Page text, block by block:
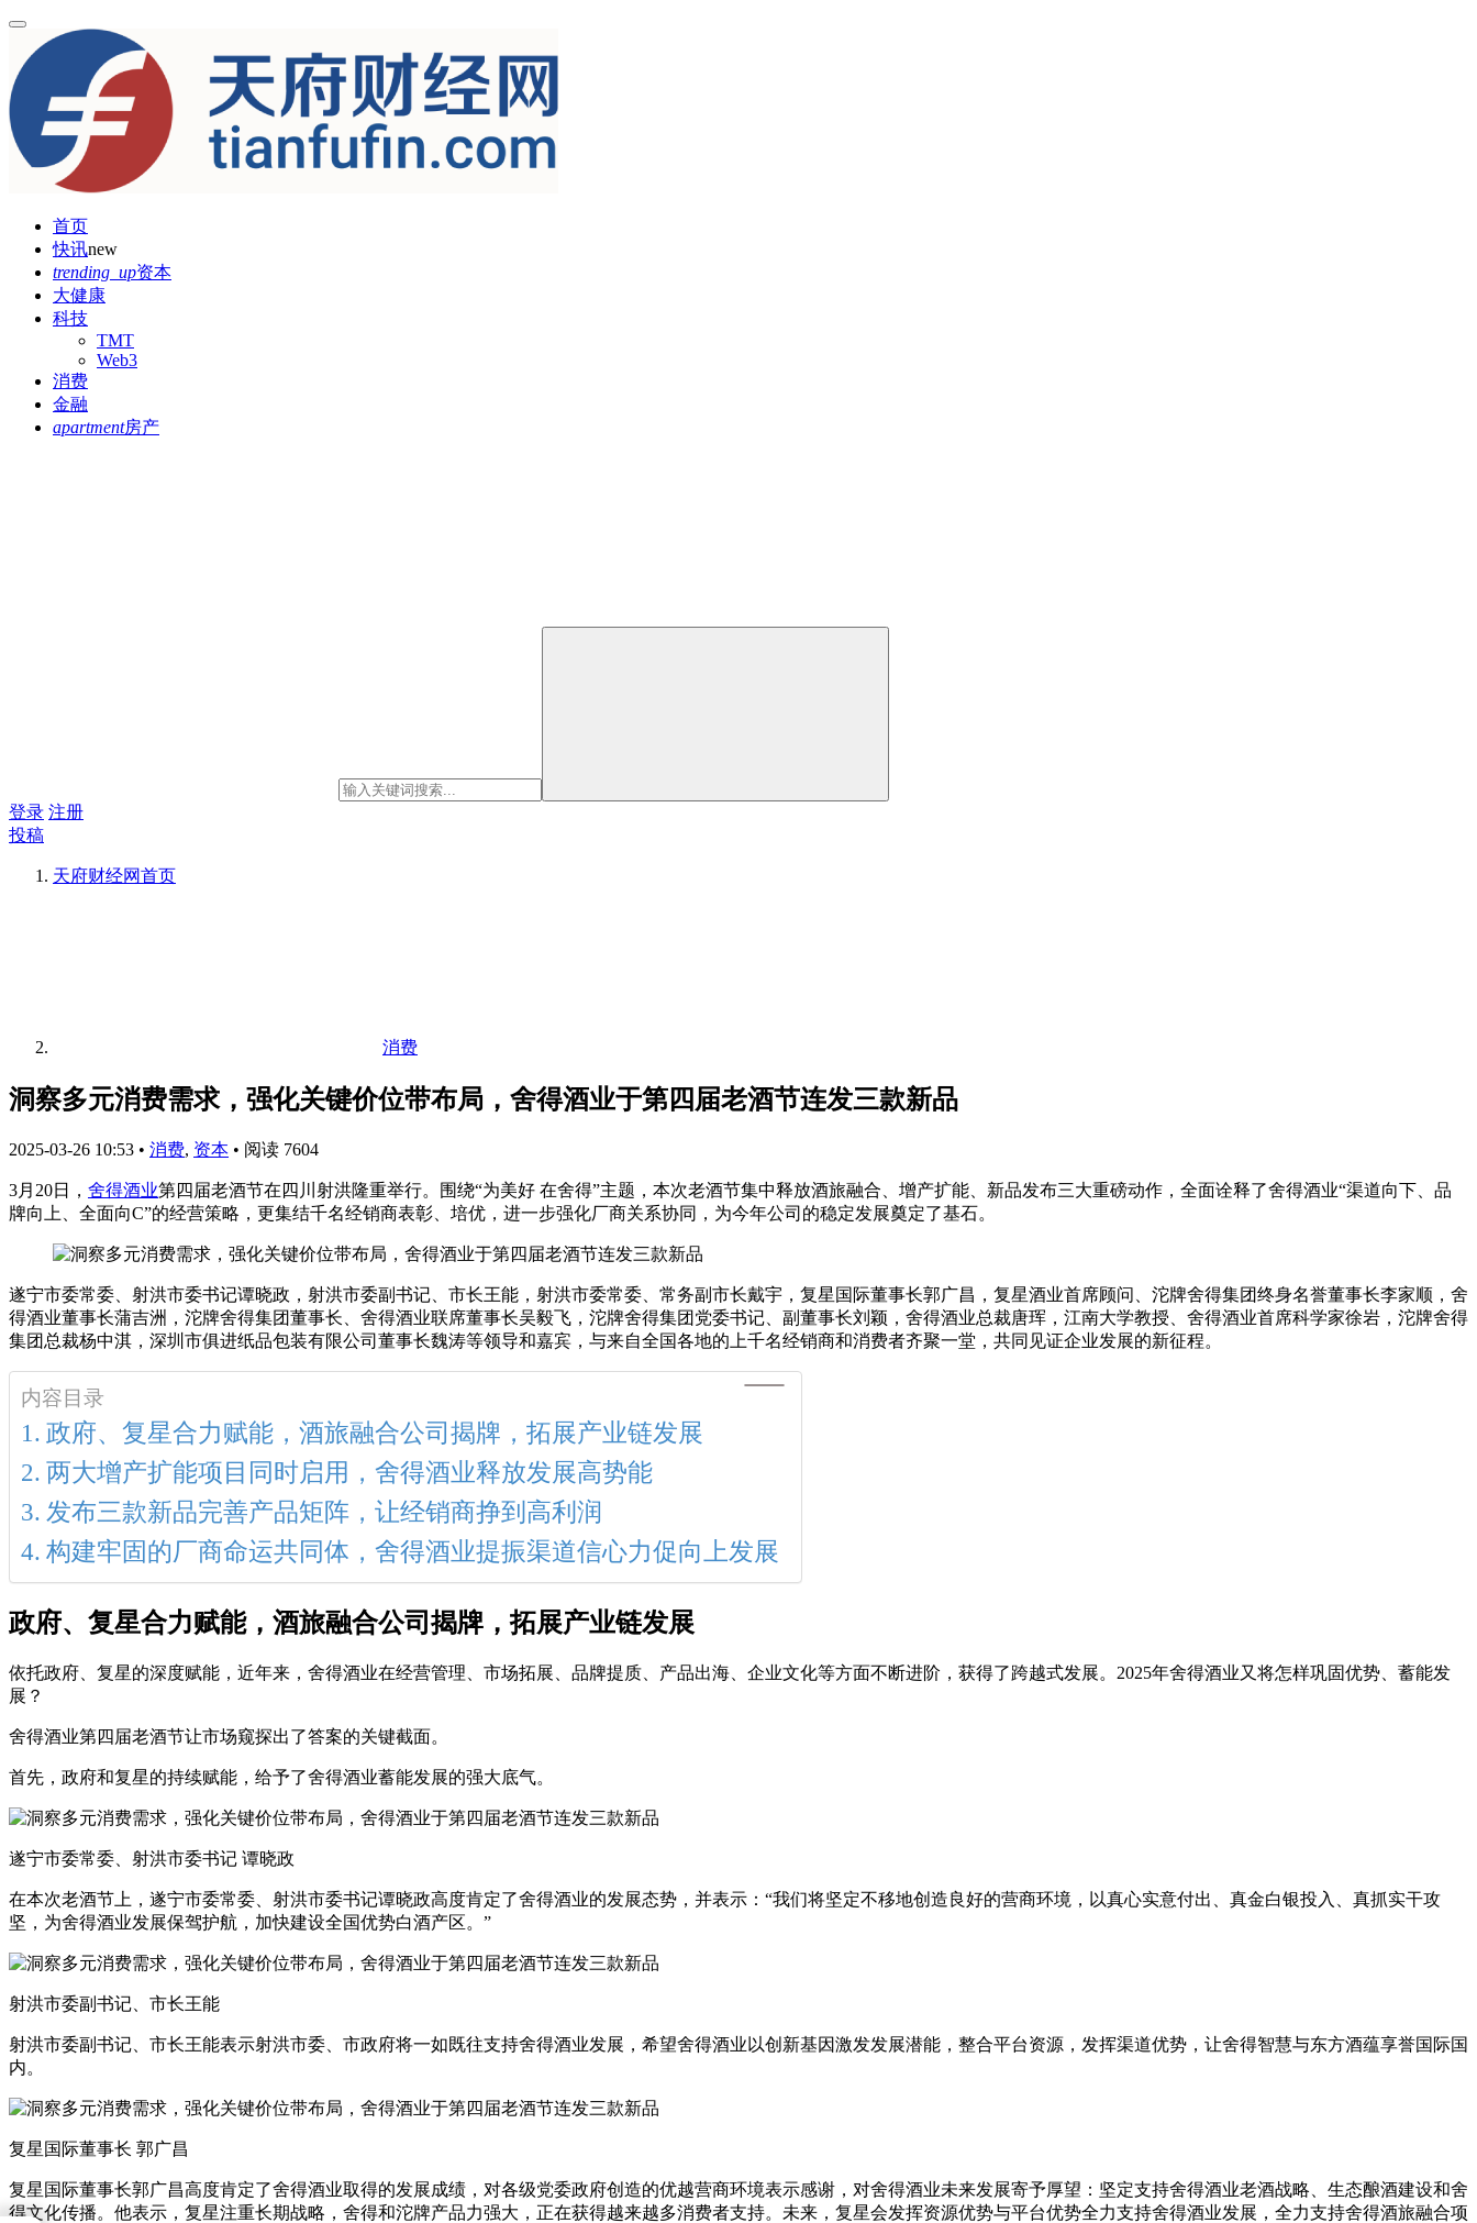
首页
快讯new
trending_up资本
大健康
科技
TMT
Web3
消费
金融
apartment房产
登录 注册
投稿
天府财经网首页
消费
洞察多元消费需求，强化关键价位带布局，舍得酒业于第四届老酒节连发三款新品
2025-03-26 10:53 • 消费, 资本 • 阅读 7604
3月20日， 舍得酒业第四届老酒节在四川射洪隆重举行。围绕“为美好 在舍得”主题，本次老酒节集中释放酒旅融合、增产扩能、新品发布三大重磅动作，全面诠释了舍得酒业“渠道向下、品
牌向上、全面向C”的经营策略，更集结千名经销商表彰、培优，进一步强化厂商关系协同，为今年公司的稳定发展奠定了基石。
遂宁市委常委、射洪市委书记谭晓政，射洪市委副书记、市长王能，射洪市委常委、常务副市长戴宇，复星国际董事长郭广昌，复星酒业首席顾问、沱牌舍得集团终身名誉董事长李家顺，舍
得酒业董事长蒲吉洲，沱牌舍得集团董事长、舍得酒业联席董事长吴毅飞，沱牌舍得集团党委书记、副董事长刘颖，舍得酒业总裁唐珲，江南大学教授、舍得酒业首席科学家徐岩，沱牌舍得
集团总裁杨中淇，深圳市俱进纸品包装有限公司董事长魏涛等领导和嘉宾，与来自全国各地的上千名经销商和消费者齐聚一堂，共同见证企业发展的新征程。
内容目录
政府、复星合力赋能，酒旅融合公司揭牌，拓展产业链发展
两大增产扩能项目同时启用，舍得酒业释放发展高势能
发布三款新品完善产品矩阵，让经销商挣到高利润
构建牢固的厂商命运共同体，舍得酒业提振渠道信心力促向上发展
政府、复星合力赋能，酒旅融合公司揭牌，拓展产业链发展
依托政府、复星的深度赋能，近年来，舍得酒业在经营管理、市场拓展、品牌提质、产品出海、企业文化等方面不断进阶，获得了跨越式发展。2025年舍得酒业又将怎样巩固优势、蓄能发
展？
舍得酒业第四届老酒节让市场窥探出了答案的关键截面。
首先，政府和复星的持续赋能，给予了舍得酒业蓄能发展的强大底气。
遂宁市委常委、射洪市委书记 谭晓政
在本次老酒节上，遂宁市委常委、射洪市委书记谭晓政高度肯定了舍得酒业的发展态势，并表示：“我们将坚定不移地创造良好的营商环境，以真心实意付出、真金白银投入、真抓实干攻
坚，为舍得酒业发展保驾护航，加快建设全国优势白酒产区。”
射洪市委副书记、市长王能
射洪市委副书记、市长王能表示射洪市委、市政府将一如既往支持舍得酒业发展，希望舍得酒业以创新基因激发发展潜能，整合平台资源，发挥渠道优势，让舍得智慧与东方酒蕴享誉国际国
内。
复星国际董事长 郭广昌
复星国际董事长郭广昌高度肯定了舍得酒业取得的发展成绩，对各级党委政府创造的优越营商环境表示感谢，对舍得酒业未来发展寄予厚望：坚定支持舍得酒业老酒战略、生态酿酒建设和舍
得文化传播。他表示，复星注重长期战略，舍得和沱牌产品力强大，正在获得越来越多消费者支持。未来，复星会发挥资源优势与平台优势全力支持舍得酒业发展，全力支持舍得酒旅融合项